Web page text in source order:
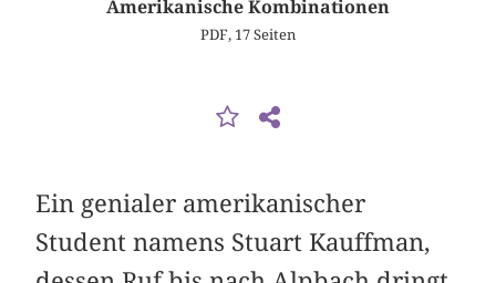
Amerikanische Kombinationen
PDF, 17 Seiten
Ein genialer amerikanischer
Student namens Stuart Kauffman,